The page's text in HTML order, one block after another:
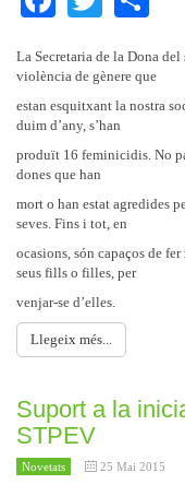
La Secretaria de la Dona
violència de gènere que
estan esquitxant la nostra
duim d’any, s’han
produït 16 feminicidis. No
dones que han
mort o han estat agredides
seves. Fins i tot, en
ocasions, són capaços de
seus fills o filles, per
venjar-se d’elles.
Llegeix més...
Suport a la
STPEV
Novetats 25 Mai 2015